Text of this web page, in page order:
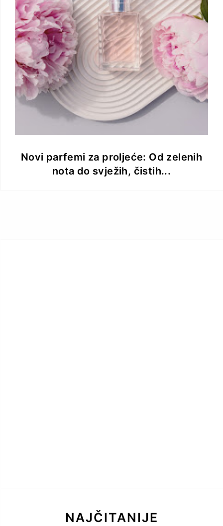
Novi parfemi za proljeće: Od zelenih
nota do svježih, čistih...
NAJČITANIJE